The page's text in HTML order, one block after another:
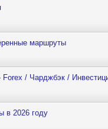
маршруты
/ Чарджбэк /
в 2026 году